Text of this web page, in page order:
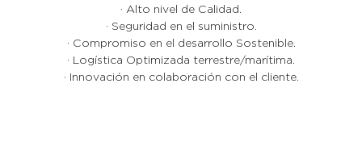
· Alto nivel de Calidad.
· Seguridad en el suministro.
· Compromiso en el desarrollo Sostenible.
· Logística Optimizada terrestre/marítima.
· Innovación en colaboración con el cliente.